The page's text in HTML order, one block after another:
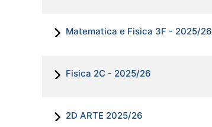
Matematica e Fisica 3F - 2025/26
Fisica 2C - 2025/26
2D ARTE 2025/26